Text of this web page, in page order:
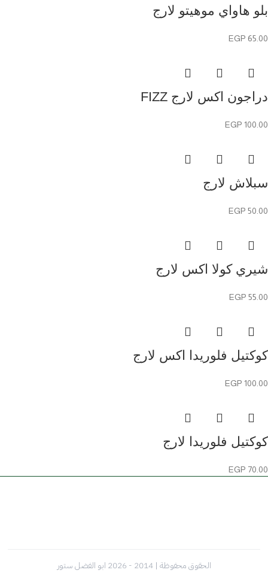
بلو هاواي موهيتو لارج
EGP 65.00
دراجون اكس لارج FIZZ
EGP 100.00
سبلاش لارج
EGP 50.00
شيري كولا اكس لارج
EGP 55.00
كوكتيل فلوريدا اكس لارج
EGP 100.00
كوكتيل فلوريدا لارج
EGP 70.00
الحقوق محفوظة | 2014 - 2026 ابو الفضل ستور